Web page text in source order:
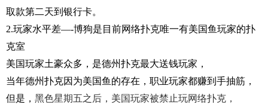
取款第二天到银行卡。
2.玩家水平差—-博狗是目前网络扑克唯一有美国鱼玩家的扑
克室
美国玩家土豪众多，是德州扑克最大送钱玩家，
当年德州扑克因为美国鱼的存在，职业玩家都赚到手抽筋，
但是， 黑色星期五之后，美国玩家被禁止玩网络扑克，